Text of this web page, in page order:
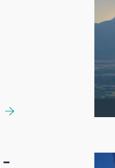
-